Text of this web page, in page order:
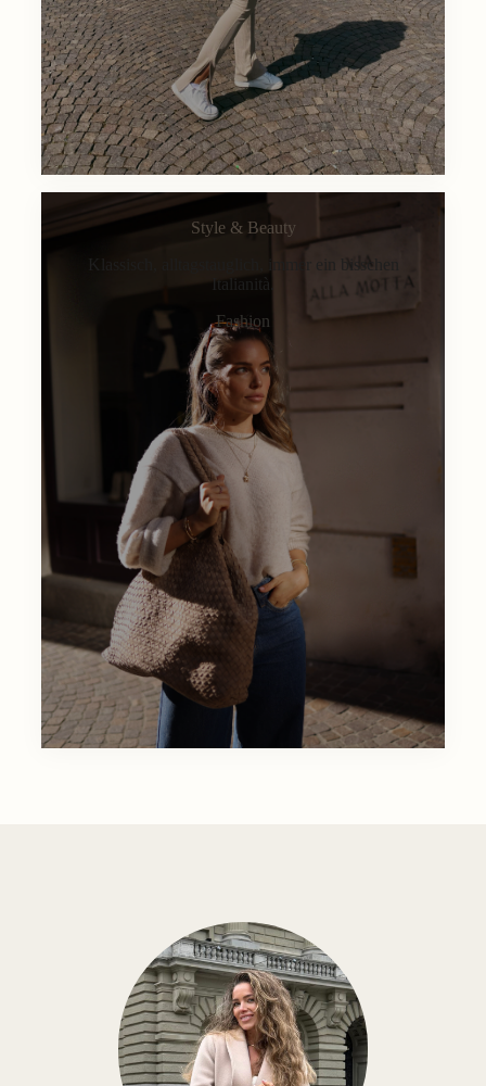
Style & Beauty
Klassisch, alltagstauglich, immer ein bisschen
Italianità.
Fashion